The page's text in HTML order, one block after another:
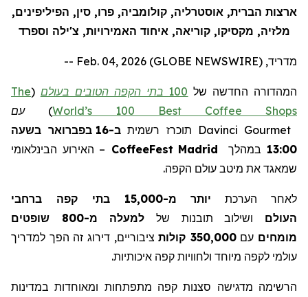
ארצות הברית, אוסטרליה, קולומביה, פרו, סין, הפיליפינים,
מלזיה, מקסיקו, קוריאה, איחוד האמירויות, צ'ילה וספרד
מדריד, Feb. 04, 2026 (GLOBE NEWSWIRE) --
המהדורה החדשה של 100 בתי הקפה הטובים בעולם (
The
World’s 100 Best Coffee Shops
)עם
Gourmet
Davinci תוכרז רשמית
ב-16 בפברואר בשעה
13:00 במהלך Madrid
CoffeeFest – האירוע הבינלאומי
שמאגד את מיטב עולם הקפה.
לאחר הערכת
יותר מ-15,000 בתי קפה ברחבי
העולם ושילוב תובנות של
למעלה מ-800 שופטים
מומחים עם350,000 קולות
ציבוריים, דירוג זה הפך למדריך
עולמי לקפה מיוחד ולחוויות קפה איכותיות.
הרשימה מדגישה סצנות קפה מתפתחות ומאוחדות במדינות